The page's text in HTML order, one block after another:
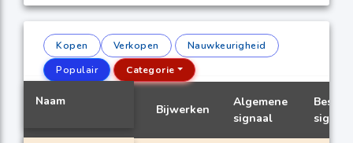
Kopen Verkopen
Nauwkeurigheid
Populair
Categorie
Naam
Bijwerken
Algemene
signaal
Beste
signaal